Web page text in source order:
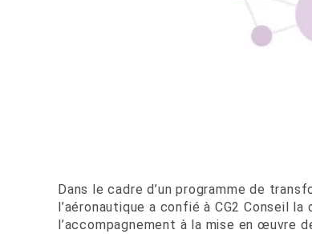
Dans le cadre d’un programme de
l’aéronautique a confié à CG2 Conseil
l’accompagnement à la mise en œuvre